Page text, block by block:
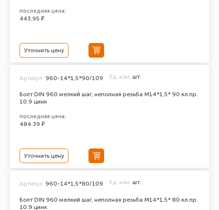
последняя цена:
443.95 ₽
Уточнить цену
Болт DIN 960 мелкий шаг, неполная резьба M14*1,5* 90 кл.пр.
10.9 цинк
Артикул: 960-14*1,5*90/109 Ед. изм. шт.
последняя цена:
484.39 ₽
Уточнить цену
Болт DIN 960 мелкий шаг, неполная резьба M14*1,5* 80 кл.пр.
10.9 цинк
Артикул: 960-14*1,5*80/109 Ед. изм. шт.